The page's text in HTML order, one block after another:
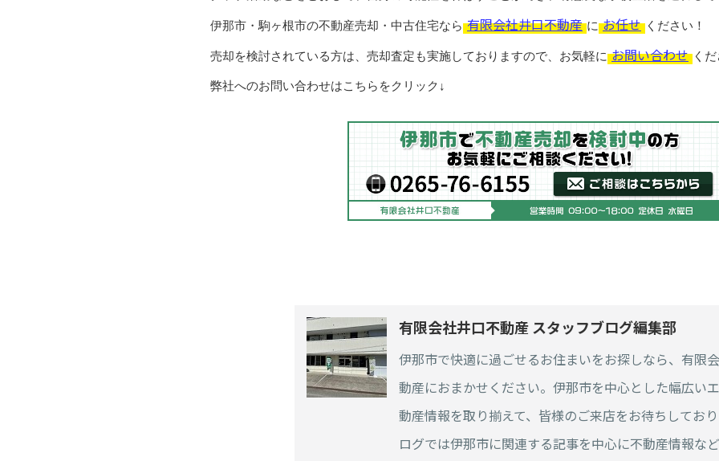
伊那市・駒ヶ根市の不動産売却・中古住宅なら 有限会社井口不動産 に お任せ ください！
売却を検討されている方は、売却査定も実施しておりますので、お気軽に お問い合わせ くだ
弊社へのお問い合わせはこちらをクリック↓
有限会社井口不動産 スタッフブログ編集部
伊那市で快適に過ごせるお住まいをお探しなら、有限
動産におまかせください。伊那市を中心とした幅広い
動産情報を取り揃えて、皆様のご来店をお待ちしてお
ログでは伊那市に関連する記事を中心に不動産情報な